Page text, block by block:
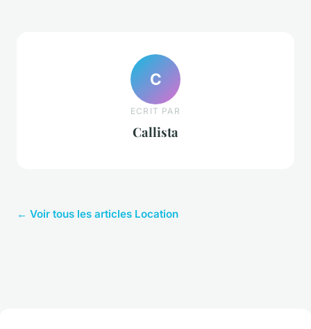
C
ECRIT PAR
Callista
← Voir tous les articles Location